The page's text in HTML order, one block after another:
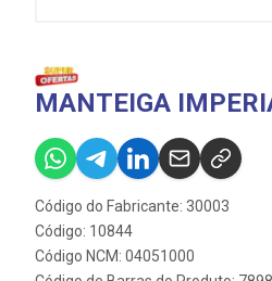
MANTEIGA
Código do Fabricante: 30003
Código: 10844
Código NCM: 04051000